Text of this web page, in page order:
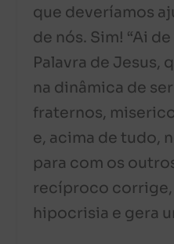
que deveríamos
de nós. Sim! “Ai
Palavra de Jesus,
na dinâmica de
fraternos,
e, acima de tudo,
para com os
recíproco corrige,
hipocrisia e gera